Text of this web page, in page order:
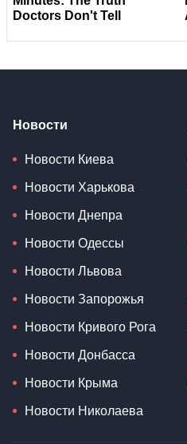
Новости
Новости Киева
Новости Харькова
Новости Днепра
Новости Одессы
Новости Львова
Новости Запорожья
Новости Кривого Рога
Новости Донбасса
Новости Крыма
Новости Николаева